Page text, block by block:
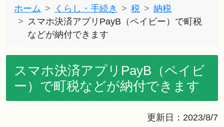
ホーム くらし・手続き 税
納税
スマホ決済アプリPayB（ペイビー）で町税
などが納付できます
スマホ決済アプリPayB（ペイビ
ー）で町税などが納付できます
更新日：2023/8/7